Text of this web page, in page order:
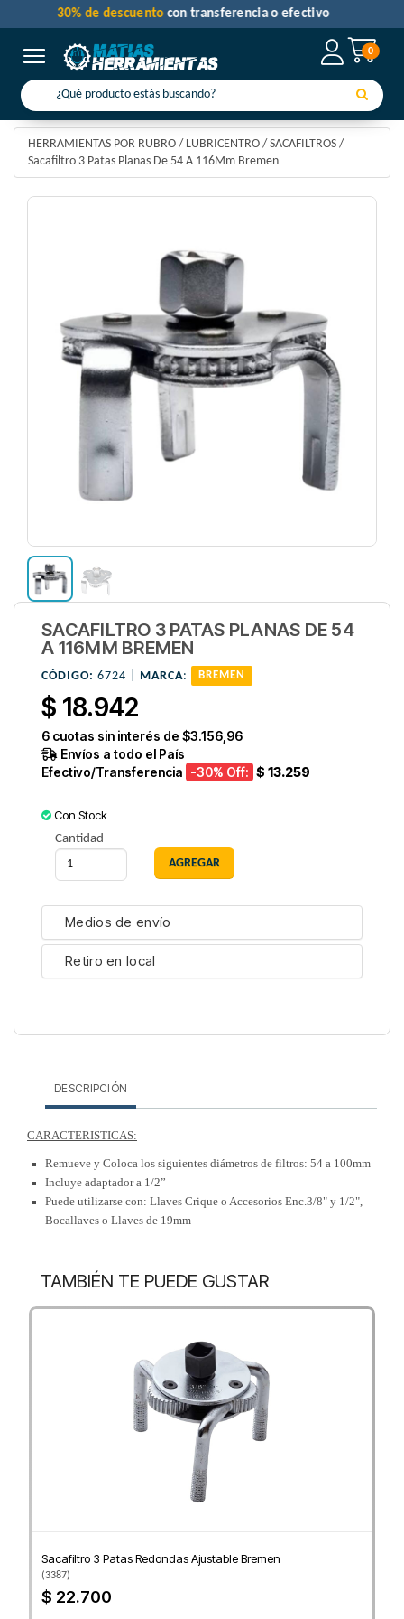
0
Toggle navigation
30% de descuentocon transferencia o efectivo
HERRAMIENTAS POR RUBRO / LUBRICENTRO / SACAFILTROS /
Sacafiltro 3 Patas Planas De 54 A 116Mm Bremen
SACAFILTRO 3 PATAS PLANAS DE 54
A 116MM BREMEN
CÓDIGO: 6724 | MARCA: BREMEN
$ 18.942
6 cuotas sin interés de $3.156,96
Envíos a todo el País
Efectivo/Transferencia -30% Off: $ 13.259
Con Stock
Cantidad
Medios de envío
Retiro en local
DESCRIPCIÓN
CARACTERISTICAS:
Remueve y Coloca los siguientes diámetros de filtros: 54 a 100mm
Incluye adaptador a 1/2”
Puede utilizarse con: Llaves Crique o Accesorios Enc.3/8" y 1/2",
Bocallaves o Llaves de 19mm
TAMBIÉN TE PUEDE GUSTAR
Sacafiltro 3 Patas Redondas Ajustable Bremen
(3387)
$ 22.700